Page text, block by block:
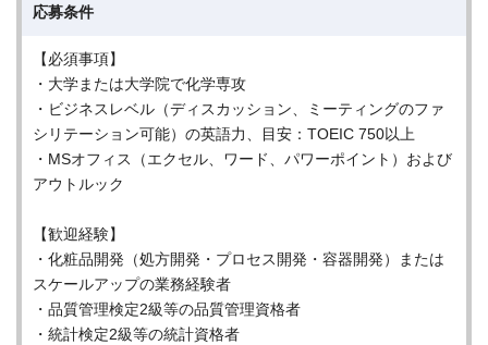
応募条件
【必須事項】
・大学または大学院で化学専攻
・ビジネスレベル（ディスカッション、ミーティングのファ
シリテーション可能）の英語力、目安：TOEIC 750以上
・MSオフィス（エクセル、ワード、パワーポイント）および
アウトルック
【歓迎経験】
・化粧品開発（処方開発・プロセス開発・容器開発）または
スケールアップの業務経験者
・品質管理検定2級等の品質管理資格者
・統計検定2級等の統計資格者